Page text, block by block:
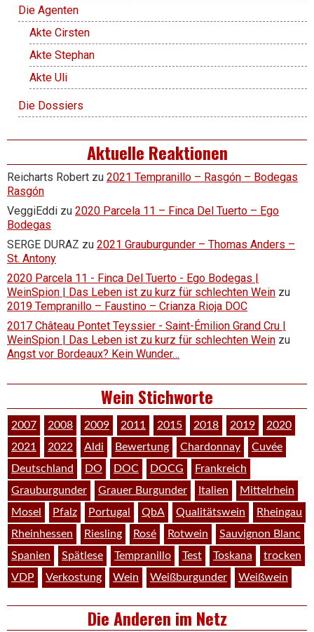
Die Agenten
Akte Cirsten
Akte Stephan
Akte Uli
Die Dossiers
Aktuelle Reaktionen
Reicharts Robert zu 2021 Tempranillo – Rasgón – Bodegas
Rasgón
VeggiEddi zu 2020 Parcela 11 – Finca Del Tuerto – Ego
Bodegas
SERGE DURAZ zu 2021 Grauburgunder – Thomas Anders –
St. Antony
2020 Parcela 11 - Finca Del Tuerto - Ego Bodegas |
WeinSpion | Das Leben ist zu kurz für schlechten Wein zu
2019 Tempranillo – Faustino – Crianza Rioja DOC
2017 Château Pontet Teyssier - Saint-Émilion Grand Cru |
WeinSpion | Das Leben ist zu kurz für schlechten Wein zu
Angst vor Bordeaux? Kein Wunder…
Wein Stichworte
2007 2008 2009 2011 2015 2018 2019
2020
2021
2022 Aldi Bewertung Chardonnay
Cuvée
Deutschland
DO DOC DOCG
Frankreich
Grauburgunder
Grauer Burgunder Italien
Mittelrhein
Mosel
Pfalz Portugal QbA Qualitätswein
Rheingau
Rheinhessen
Riesling Rosé Rotwein
Sauvignon Blanc
Spanien
Spätlese Tempranillo Test Toskana
trocken
VDP
Verkostung Wein Weißburgunder Weißwein
Die Anderen im Netz